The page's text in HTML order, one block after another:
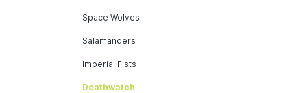
Space Wolves
Salamanders
Imperial Fists
Deathwatch